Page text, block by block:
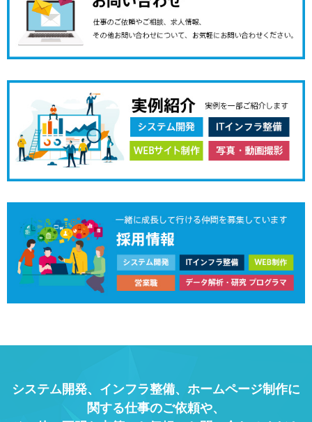
システム開発、インフラ整備、ホームページ制作に
関する仕事のご依頼や、